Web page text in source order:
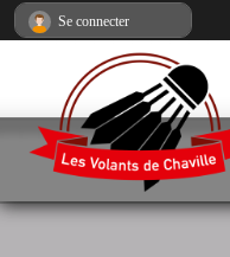
Se connecter
Panneau de gestion des